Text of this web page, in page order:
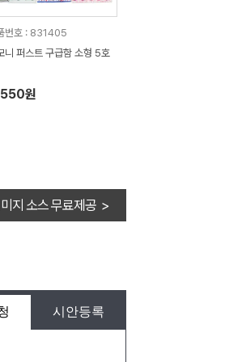
번호 : 831405
니 퍼스트 구급함 소형 5호
원
지 소스 무료제공 >
시안등록